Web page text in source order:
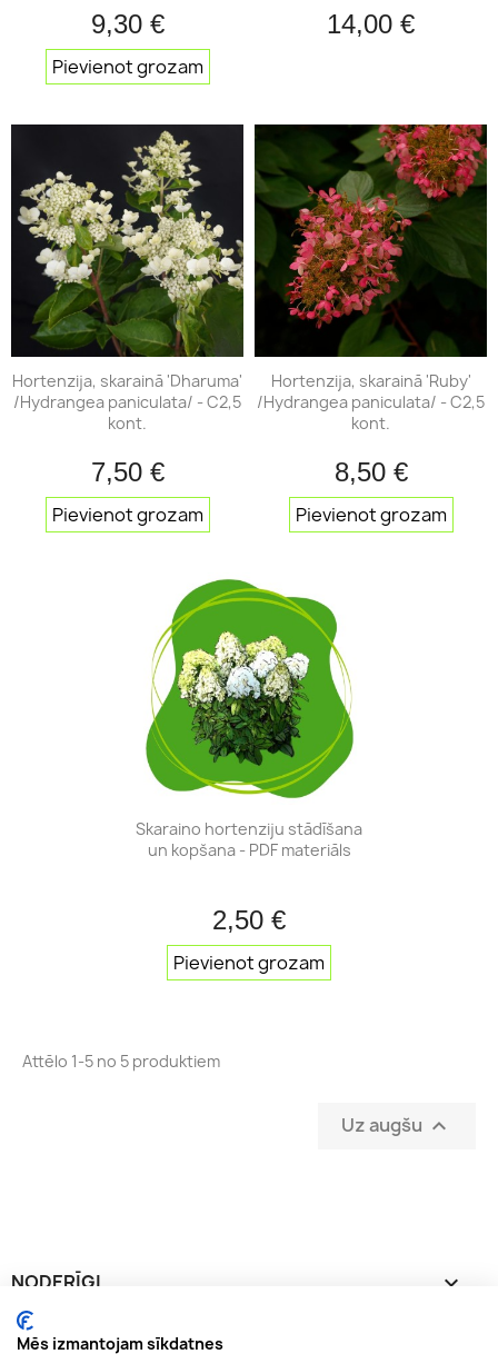
9,30 €
Pievienot grozam
14,00 €
Hortenzija, skarainā 'Dharuma'
/Hydrangea paniculata/ - C2,5
kont.
7,50 €
Pievienot grozam
Hortenzija, skarainā 'Ruby'
/Hydrangea paniculata/ - C2,5
kont.
8,50 €
Pievienot grozam
Skaraino hortenziju stādīšana
un kopšana - PDF materiāls
2,50 €
Pievienot grozam
Attēlo 1-5 no 5 produktiem
Uz augšu 
NODERĪGI 
INFORMĀCIJA
Mēs izmantojam sīkdatnes